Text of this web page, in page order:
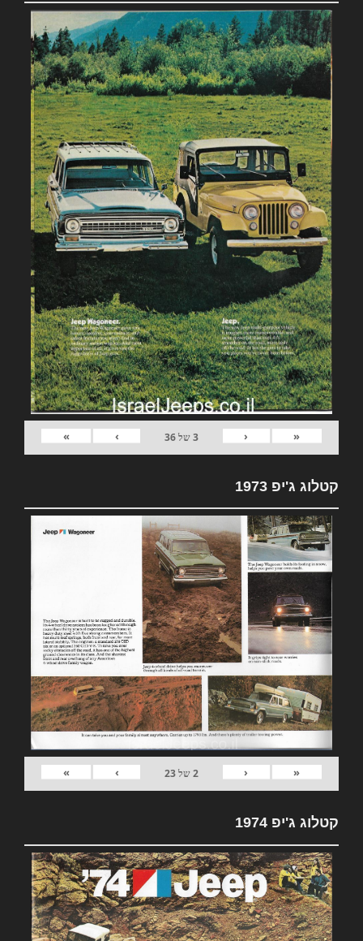
«
‹
3של36
›
»
קטלוג ג'יפ 1973
«
‹
2של23
›
»
קטלוג ג'יפ 1974